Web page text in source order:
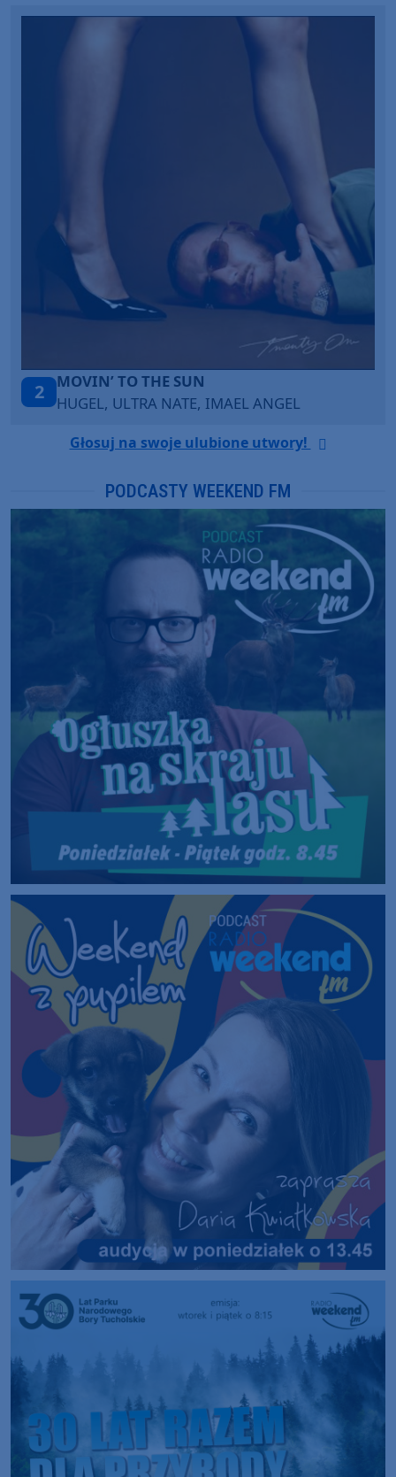
3
LEGENDARY LOVERS (SAVE ME)
KATY PERRY & CHIEF KEEF
Głosuj na swoje ulubione utwory!
PODCASTY WEEKEND FM